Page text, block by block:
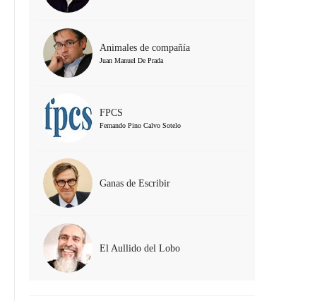
Animales de compañía
Juan Manuel De Prada
FPCS
Fernando Pino Calvo Sotelo
Ganas de Escribir
El Aullido del Lobo